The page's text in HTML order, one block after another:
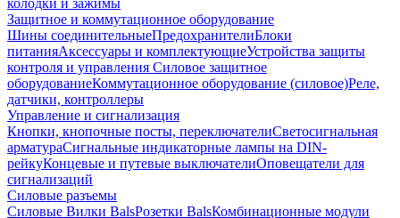
колодки и зажимы
Защитное и коммутационное оборудование
Шины соединительныеПредохранителиБлоки
питанияАксессуары и комплектующиеУстройства защиты
контроля и управления Силовое защитное
оборудованиеКоммутационное оборудование (силовое)Реле,
датчики, контроллеры
Управление и сигнализация
Кнопки, кнопочные посты, переключателиСветосигнальная
арматураСигнальные индикаторные лампы на DIN-
рейкуКонцевые и путевые выключателиОповещатели для
сигнализаций
Силовые разъемы
Силовые Вилки BalsРозетки BalsКомбинационные модули